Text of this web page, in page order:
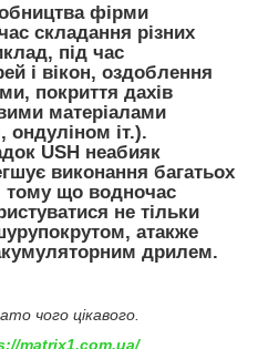
фірми
складання різних
під час
і вікон, оздоблення
покриття дахів
матеріалами
іт.).
USH неабияк
виконання багатьох
тому що водночас
не тільки
атакже
дрилем.
чого цікавого.
matrix1.com.ua/